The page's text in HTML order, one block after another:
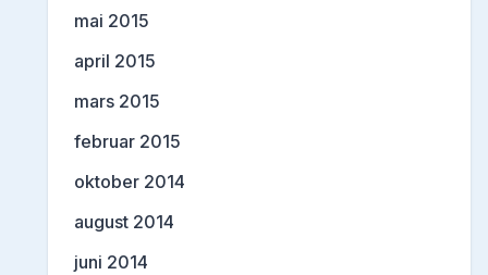
mai 2015
april 2015
mars 2015
februar 2015
oktober 2014
august 2014
juni 2014